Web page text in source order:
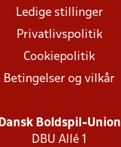
Ledige stillinger
Privatlivspolitik
Cookiepolitik
Betingelser og vilkår
Dansk Boldspil-Union
DBU Allé 1